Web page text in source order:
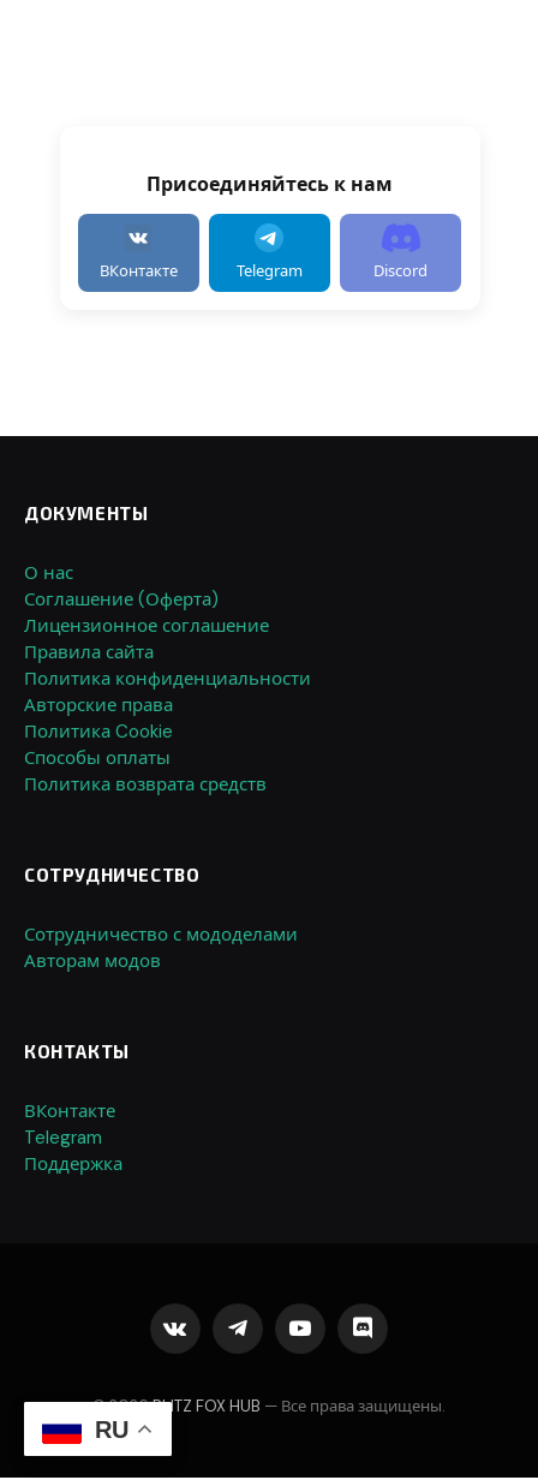
Присоединяйтесь к нам
ВКонтакте Telegram Discord
ДОКУМЕНТЫ
О нас
Соглашение (Оферта)
Лицензионное соглашение
Правила сайта
Политика конфиденциальности
Авторские права
Политика Cookie
Способы оплаты
Политика возврата средств
СОТРУДНИЧЕСТВО
Сотрудничество с мододелами
Авторам модов
КОНТАКТЫ
ВКонтакте
Telegram
Поддержка
VKontakteTelegramYouTubeDiscord
© 2026BLITZ FOX HUB — Все права защищены.
RU